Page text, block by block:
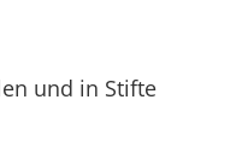
und in Stifte